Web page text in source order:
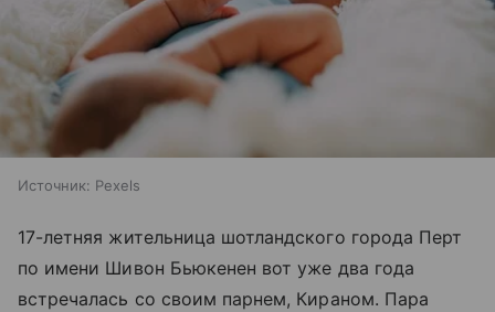
Источник: Pexels
17-летняя жительница шотландского города Перт
по имени Шивон Бьюкенен вот уже два года
встречалась со своим парнем, Кираном. Пара